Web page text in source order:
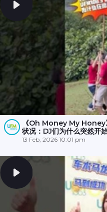
《Oh Money My Honey
状况：DJ们为什么突然开
💥，大家冒雨☔️努力了半小
13 Feb, 2026 10:01 pm